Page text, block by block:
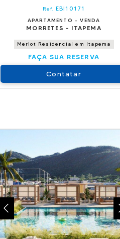
Ref. EBI10171
APARTAMENTO - VENDA
MORRETES - ITAPEMA
Merlot Residencial em Itapema
FAÇA SUA RESERVA
Contatar